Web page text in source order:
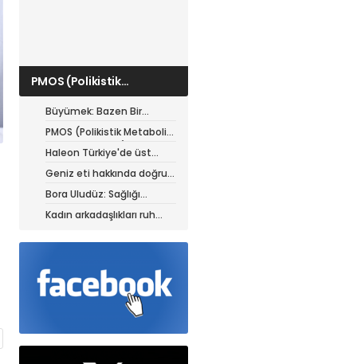
PMOS (Polikistik
Metabolik Over
Sendromu) hastaları için
yazın beslenme rehberi
Büyümek: Bazen Bir
Parçanı Bırakabilmektir
PMOS (Polikistik Metabolik
Over Sendromu) hastaları
için yazın beslenme
rehberi
Haleon Türkiye'de üst
düzey atamalar
Geniz eti hakkında doğru
sanılan 5 yanlış
Bora Uludüz: Sağlığı
yalnızca hastalıkların
tedavisiyle sınırlı
Kadın arkadaşlıkları ruh